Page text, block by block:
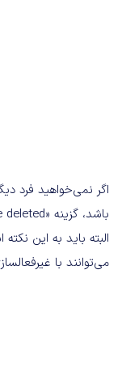
اگر نمی‌خواهید فرد
البته باید به این
می‌توانند با